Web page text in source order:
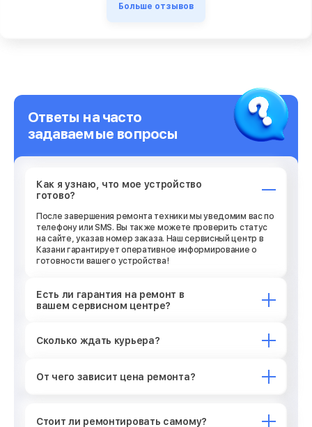
Больше отзывов
Ответы на часто
задаваемые вопросы
Как я узнаю, что мое устройство
готово?
После завершения ремонта техники мы уведомим вас по
телефону или SMS. Вы также можете проверить статус
на сайте, указав номер заказа. Наш сервисный центр в
Казани гарантирует оперативное информирование о
готовности вашего устройства!
Есть ли гарантия на ремонт в
вашем сервисном центре?
Сколько ждать курьера?
От чего зависит цена ремонта?
Стоит ли ремонтировать самому?